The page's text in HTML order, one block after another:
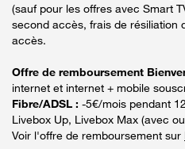
(sauf pour les offres avec Smart
second accès, frais de résiliation
accès.
Offre de remboursement
internet et internet + mobile
Fibre/ADSL : -5€/mois pendant
Livebox Up, Livebox Max (avec
Voir l'offre de remboursement sur